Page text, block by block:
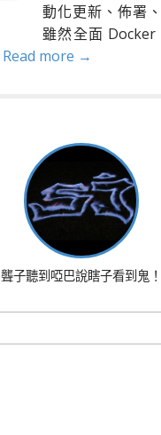
動化更新、佈署
雖然全面
Read more →
聾子聽到啞巴說瞎子看到鬼！